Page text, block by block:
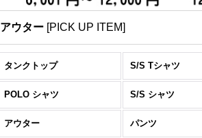
アウター [PICK UP ITEM]
タンクトップ S/S Tシャツ
POLO シャツ S/S シャツ
アウター パンツ